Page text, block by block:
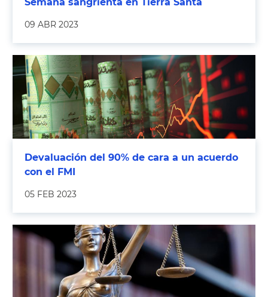
09 ABR 2023
Devaluación del 90% de cara a un acuerdo
con el FMI
05 FEB 2023